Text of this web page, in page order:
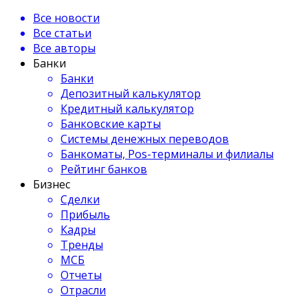
Все новости
Все статьи
Все авторы
Банки
Банки
Депозитный калькулятор
Кредитный калькулятор
Банковские карты
Системы денежных переводов
Банкоматы, Pos-терминалы и филиалы
Рейтинг банков
Бизнес
Сделки
Прибыль
Кадры
Тренды
МСБ
Отчеты
Отрасли